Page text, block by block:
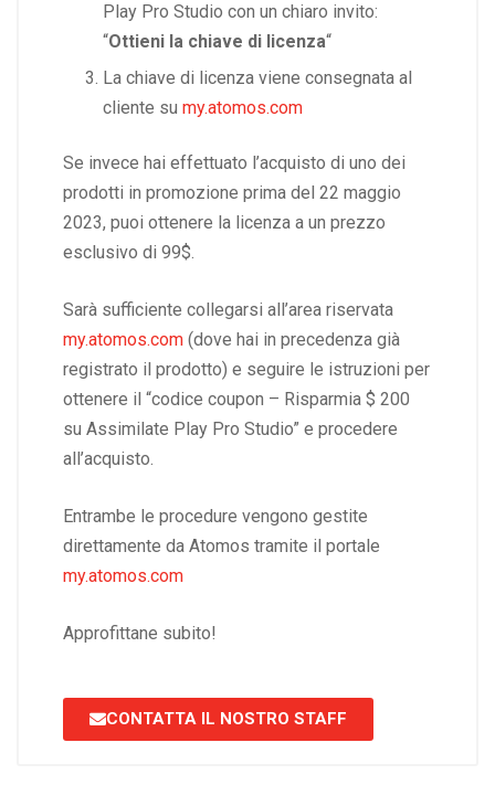
Play Pro Studio con un chiaro invito:
“Ottieni la chiave di licenza“
La chiave di licenza viene consegnata al
cliente su my.atomos.com
Se invece hai effettuato l’acquisto di uno dei
prodotti in promozione prima del 22 maggio
2023, puoi ottenere la licenza a un prezzo
esclusivo di 99$.
Sarà sufficiente collegarsi all’area riservata
my.atomos.com (dove hai in precedenza già
registrato il prodotto) e seguire le istruzioni per
ottenere il “codice coupon – Risparmia $ 200
su Assimilate Play Pro Studio” e procedere
all’acquisto.
Entrambe le procedure vengono gestite
direttamente da Atomos tramite il portale
my.atomos.com
Approfittane subito!
CONTATTA IL NOSTRO STAFF